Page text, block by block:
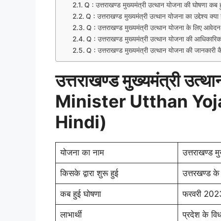
Q : उत्तराखण्ड मुख्यमंत्री उत्थान योजना की घोषणा कब
Q : उत्तराखण्ड मुख्यमंत्री उत्थान योजना का उद्देश्य क्या
Q : उत्तराखण्ड मुख्यमंत्री उत्थान योजना के लिए
Q : उत्तराखण्ड मुख्यमंत्री उत्थान योजना की
Q : उत्तराखण्ड मुख्यमंत्री उत्थान योजना की जानकारी
उत्तराखण्ड मुख्यमंत्री
Minister Utthan
Hindi)
योजना का नाम उत्तराखण्ड
किसके द्वारा शुरू हुई उत्तरखण्ड के
कब हुई घोषणा फरवरी
लाभार्थी प्रदेश के